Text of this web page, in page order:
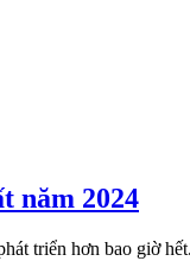
năm 2024
triển hơn bao giờ